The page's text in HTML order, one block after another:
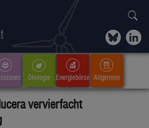
Ökologie Energiebörse Allgemein
vervierfacht